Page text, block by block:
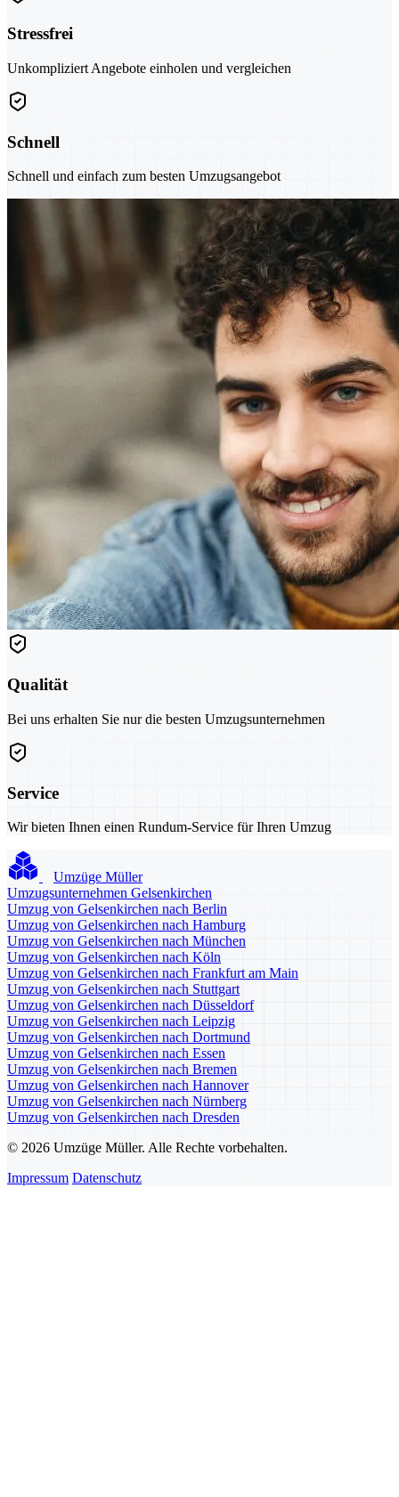
Stressfrei
Unkompliziert Angebote einholen und vergleichen
Schnell
Schnell und einfach zum besten Umzugsangebot
Qualität
Bei uns erhalten Sie nur die besten Umzugsunternehmen
Service
Wir bieten Ihnen einen Rundum-Service für Ihren Umzug
Umzüge Müller
Umzugsunternehmen Gelsenkirchen
Umzug von Gelsenkirchen nach Berlin
Umzug von Gelsenkirchen nach Hamburg
Umzug von Gelsenkirchen nach München
Umzug von Gelsenkirchen nach Köln
Umzug von Gelsenkirchen nach Frankfurt am Main
Umzug von Gelsenkirchen nach Stuttgart
Umzug von Gelsenkirchen nach Düsseldorf
Umzug von Gelsenkirchen nach Leipzig
Umzug von Gelsenkirchen nach Dortmund
Umzug von Gelsenkirchen nach Essen
Umzug von Gelsenkirchen nach Bremen
Umzug von Gelsenkirchen nach Hannover
Umzug von Gelsenkirchen nach Nürnberg
Umzug von Gelsenkirchen nach Dresden
© 2026 Umzüge Müller. Alle Rechte vorbehalten.
Impressum Datenschutz